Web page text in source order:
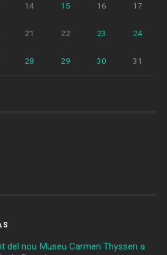
14 15 16 17
21 22 23 24
28 29 30 31
del nou Museu Carmen Thyssen a